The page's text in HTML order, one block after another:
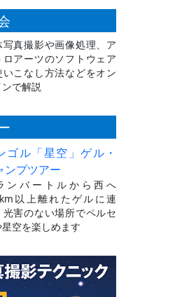
写真撮影や画像処理、ア
ロアーツのソフトウェア
いこなし方法などをオン
で解説
ゴル「星空」ゲル・
ンプツアー
ンバートルから西へ
以上離れたゲルに連
光害のない場所でペルセ
空を楽しめます